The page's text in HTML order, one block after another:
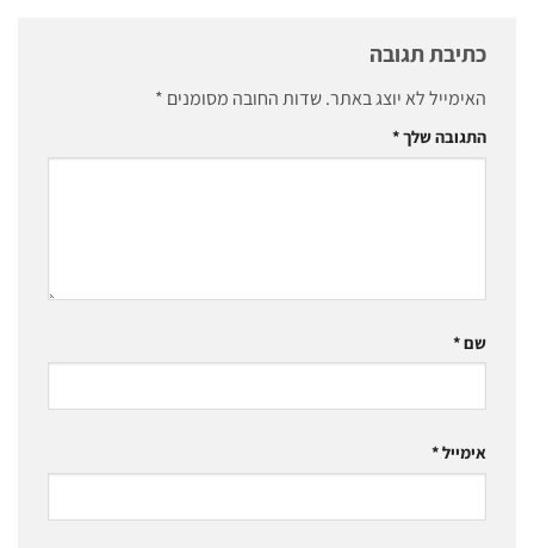
כתיבת תגובה
האימייל לא יוצג באתר.שדות החובה מסומנים *
התגובה שלך*
שם*
אימייל*